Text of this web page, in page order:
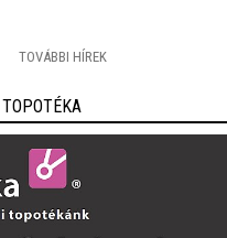
TOVÁBBI HÍREK